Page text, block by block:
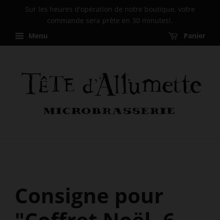
Sur les heures d'opération de notre boutique, votre
commande sera prête en 30 minutes!.
Menu
Panier
Consigne pour